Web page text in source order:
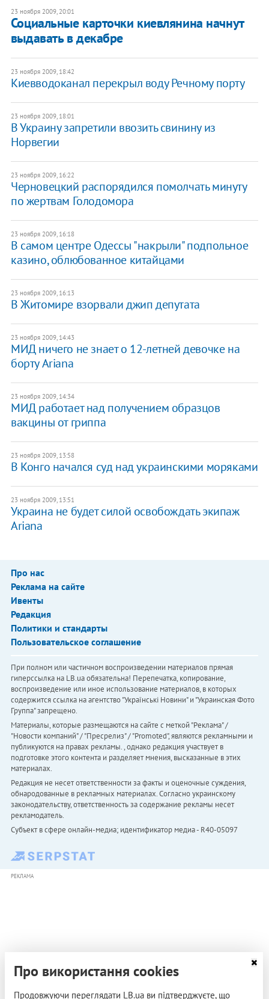
23 ноября 2009, 20:01
Социальные карточки киевлянина начнут
выдавать в декабре
23 ноября 2009, 18:42
Киевводоканал перекрыл воду Речному порту
23 ноября 2009, 18:01
В Украину запретили ввозить свинину из
Норвегии
23 ноября 2009, 16:22
Черновецкий распорядился помолчать минуту
по жертвам Голодомора
23 ноября 2009, 16:18
В самом центре Одессы "накрыли" подпольное
казино, облюбованное китайцами
23 ноября 2009, 16:13
В Житомире взорвали джип депутата
23 ноября 2009, 14:43
МИД ничего не знает о 12-летней девочке на
борту Ariana
23 ноября 2009, 14:34
МИД работает над получением образцов
вакцины от гриппа
23 ноября 2009, 13:58
В Конго начался суд над украинскими моряками
23 ноября 2009, 13:51
Украина не будет силой освобождать экипаж
Ariana
Про нас
Реклама на сайте
Ивенты
Редакция
Политики и стандарты
Пользовательское соглашение
При полном или частичном воспроизведении материалов прямая
гиперссылка на LB.ua обязательна! Перепечатка, копирование,
воспроизведение или иное использование материалов, в которых
содержится ссылка на агентство "Українськi Новини" и "Украинская Фото
Группа" запрещено.
Материалы, которые размещаются на сайте с меткой "Реклама" /
"Новости компаний" / "Пресрелиз" / "Promoted", являются рекламными и
публикуются на правах рекламы. , однако редакция участвует в
подготовке этого контента и разделяет мнения, высказанные в этих
материалах.
Редакция не несет ответственности за факты и оценочные суждения,
обнародованные в рекламных материалах. Согласно украинскому
законодательству, ответственность за содержание рекламы несет
рекламодатель.
Субъект в сфере онлайн-медиа; идентификатор медиа - R40-05097
РЕКЛАМА
Про використання cookies
Продовжуючи переглядати LB.ua ви підтверджуєте, що